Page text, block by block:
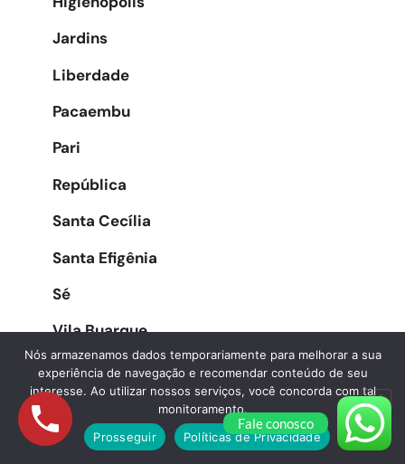
Jardins
Liberdade
Pacaembu
Pari
República
Santa Cecília
Santa Efigênia
Sé
Vila Buarque
Zona Oeste
Água Branca
Fale conosco
Nós armazenamos dados temporariamente para melhorar a sua
experiência de navegação e recomendar conteúdo de seu
interesse. Ao utilizar nossos serviços, você concorda com tal
monitoramento.
Prosseguir
Políticas de Privacidade